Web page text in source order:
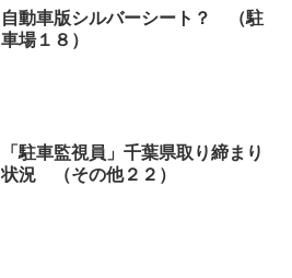
自動車版シルバーシート？ （駐
車場１８）
「駐車監視員」千葉県取り締まり
状況 （その他２２）